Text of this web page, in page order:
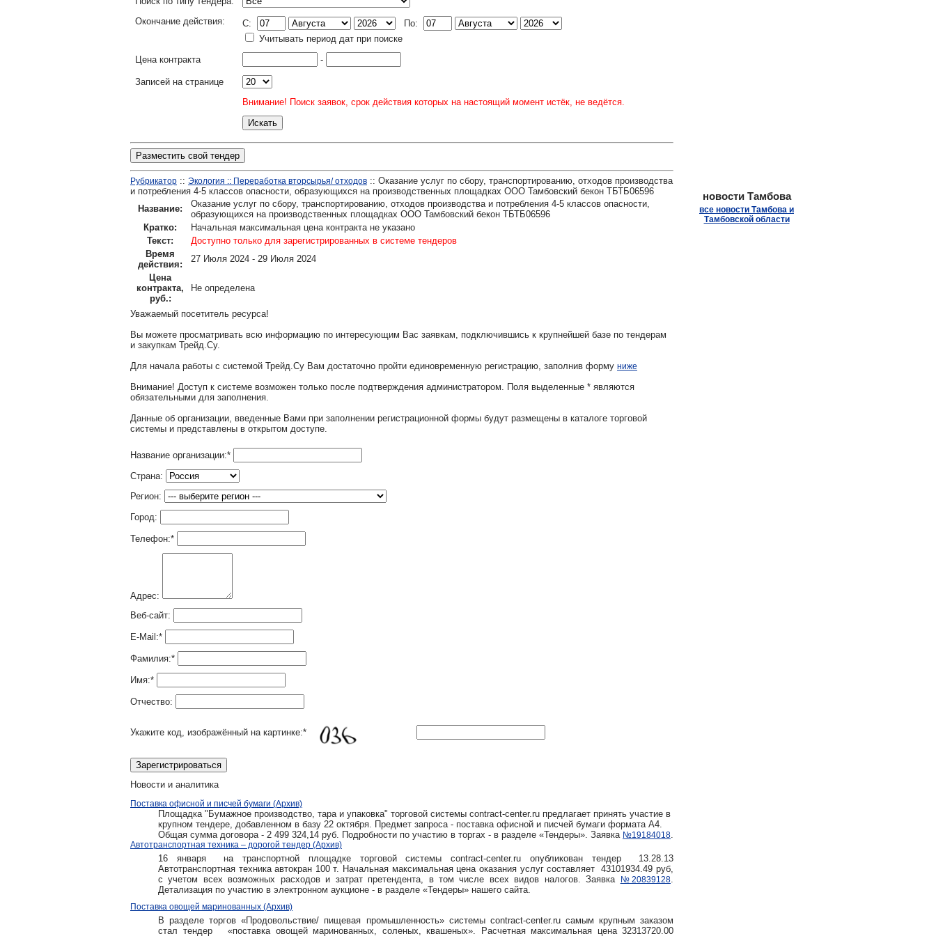
Окончание действия:
C:
По:
Учитывать период дат при поиске
Цена контракта
-
Записей на странице
Внимание! Поиск заявок, срок действия которых на настоящий момент истёк, не ведётся.
Разместить свой тендер
Рубрикатор :: Экология :: Переработка вторсырья/ отходов :: Оказание услуг по сбору, транспортированию, отходов производства
и потребления 4-5 классов опасности, образующихся на производственных площадках ООО Тамбовский бекон ТБТБ06596
Название:
Оказание услуг по сбору, транспортированию, отходов производства и потребления 4-5 классов опасности,
образующихся на производственных площадках ООО Тамбовский бекон ТБТБ06596
Кратко:
Начальная максимальная цена контракта не указано
Текст:
Доступно только для зарегистрированных в системе тендеров
Время
действия:
27 Июля 2024 - 29 Июля 2024
Цена
контракта,
руб.:
Не определена
Уважаемый посетитель ресурса!
Вы можете просматривать всю информацию по интересующим Вас заявкам, подключившись к крупнейшей базе по тендерам
и закупкам Трейд.Су.
Для начала работы с системой Трейд.Су Вам достаточно пройти единовременную регистрацию, заполнив форму ниже
Внимание! Доступ к системе возможен только после подтверждения администратором. Поля выделенные * являются
обязательными для заполнения.
Данные об организации, введенные Вами при заполнении регистрационной формы будут размещены в каталоге торговой
системы и представлены в открытом доступе.
Название организации:*
Страна:
Регион:
Город:
Телефон:*
Адрес:
Веб-сайт:
E-Mail:*
Фамилия:*
Имя:*
Отчество:
Укажите код, изображённый на картинке:*
Новости и аналитика
Поставка офисной и писчей бумаги (Архив)
Площадка "Бумажное производство, тара и упаковка" торговой системы contract-center.ru предлагает принять участие в
крупном тендере, добавленном в базу 22 октября. Предмет запроса - поставка офисной и писчей бумаги формата А4.
Общая сумма договора - 2 499 324,14 руб. Подробности по участию в торгах - в разделе «Тендеры». Заявка №19184018.
Автотранспортная техника – дорогой тендер (Архив)
16 января на транспортной площадке торговой системы contract-center.ru опубликован тендер 13.28.13
Автотранспортная техника автокран 100 т. Начальная максимальная цена оказания услуг составляет 43101934.49 руб,
с учетом всех возможных расходов и затрат претендента, в том числе всех видов налогов. Заявка
№20839128.
Детализация по участию в электронном аукционе - в разделе «Тендеры» нашего сайта.
Поставка овощей маринованных (Архив)
В разделе торгов «Продовольствие/ пищевая промышленность» системы contract-center.ru самым крупным заказом
стал тендер «поставка овощей маринованных, соленых, квашеных». Расчетная максимальная цена 32313720.00
новости Тамбова
все новости Тамбова и
Тамбовской области